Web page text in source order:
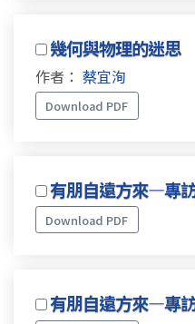
幾何與物理的迷思
作者： 蔡宜洵
Download PDF
有朋自遠方來—專
Download PDF
有朋自遠方來—專